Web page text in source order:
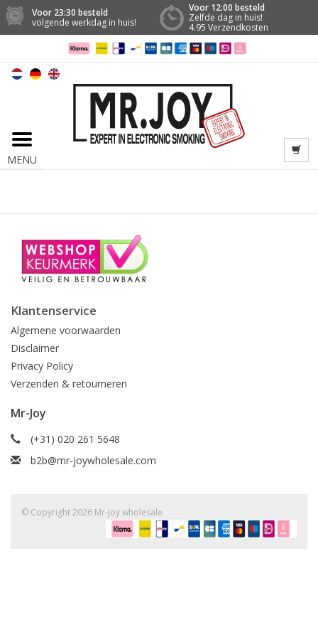
Voor 23:30 besteld
volgende werkdag in huis!
Voor 12:00 besteld
Zelfde dag in huis!
4.95 Verzendkosten
MENU
Klantenservice
Algemene voorwaarden
Disclaimer
Privacy Policy
Verzenden & retourneren
Mr-Joy
(+31) 020 261 5648
b2b@mr-joywholesale.com
© Copyright 2026 Mr-Joy wholesale